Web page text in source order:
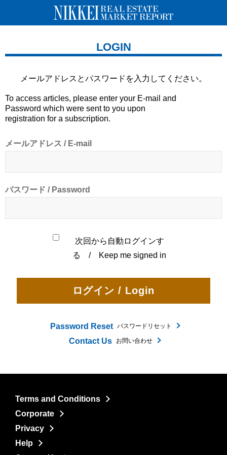
LOGIN
メールアドレスとパスワードを 入力してください。
To access articles, please enter your E-mail and
Password which were sent to you upon
registration for a subscription.
メールアドレス / E-mail
パスワード / Password
次回から自動ログインす
る / Keep me signed in
Password Reset パスワードリセット
Contact Us お問い合わせ
Terms and Conditions
Corporate
Privacy
Help